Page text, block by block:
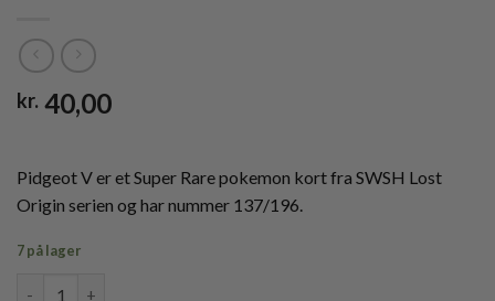
kr. 40,00
Pidgeot V er et Super Rare pokemon kort fra SWSH Lost
Origin serien og har nummer 137/196.
7 på lager